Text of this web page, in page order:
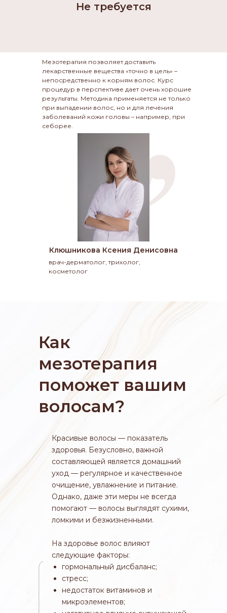
Не требуется
,,
Мезотерапия позволяет доставить
лекарственные вещества «точно в цель» –
непосредственно к корням волос. Курс
процедур в перспективе дает очень хорошие
результаты. Методика применяется не только
при выпадении волос, но и для лечения
заболеваний кожи головы – например, при
себорее.
Клюшникова Ксения Денисовна
врач-дерматолог, трихолог,
косметолог
Как
мезотерапия
поможет вашим
волосам?
Красивые волосы — показатель
здоровья. Безусловно, важной
составляющей является домашний
уход — регулярное и качественное
очищение, увлажнение и питание.
Однако, даже эти меры не всегда
помогают — волосы выглядят сухими,
ломкими и безжизненными.
На здоровье волос влияют
следующие факторы:
гормональный дисбаланс;
стресс;
недостаток витаминов и
микроэлементов;